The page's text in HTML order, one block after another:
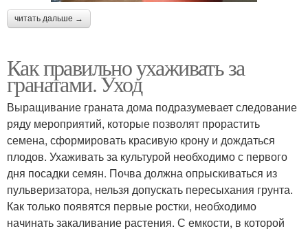
читать дальше →
Как правильно ухаживать за
гранатами. Уход
Выращивание граната дома подразумевает следование
ряду мероприятий, которые позволят прорастить
семена, сформировать красивую крону и дождаться
плодов. Ухаживать за культурой необходимо с первого
дня посадки семян. Почва должна опрыскиваться из
пульверизатора, нельзя допускать пересыхания грунта.
Как только появятся первые ростки, необходимо
начинать закаливание растения. С емкости, в которой